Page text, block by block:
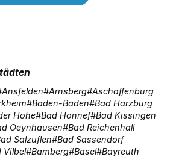
Ansfelden Arnsberg Aschaffenburg
Baden-Baden Bad Harzburg
Höhe Bad Honnef Bad Kissingen
Oeynhausen Bad Reichenhall
Salzuflen Bad Sassendorf
Vilbel Bamberg Basel Bayreuth